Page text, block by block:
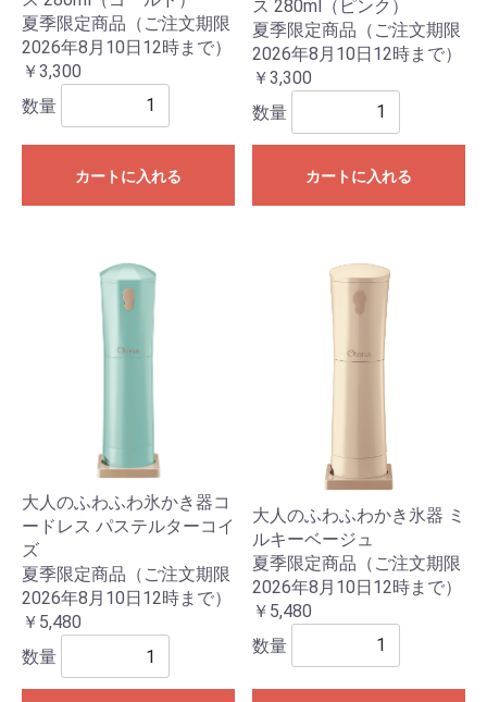
夏季限定商品（ご注文期限
2026年8月10日12時まで）
￥3,300
数量
カートに入れる
ス 280ml（ピンク）
夏季限定商品（ご注文期限
2026年8月10日12時まで）
￥3,300
数量
カートに入れる
大人のふわふわ氷かき器コ
ードレス パステルターコイ
ズ
夏季限定商品（ご注文期限
2026年8月10日12時まで）
￥5,480
数量
大人のふわふわかき氷器 ミ
ルキーベージュ
夏季限定商品（ご注文期限
2026年8月10日12時まで）
￥5,480
数量